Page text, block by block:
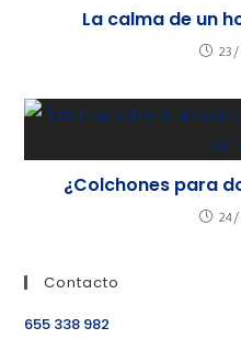
La calma de un
¿Colchones para
Contacto
655 338 982